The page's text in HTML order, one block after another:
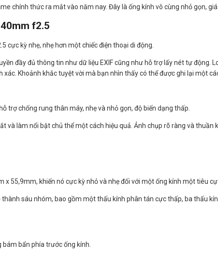
chính thức ra mắt vào năm nay. Đây là ống kính vô cùng nhỏ gọn,
f2.5
cực kỳ nhẹ, nhẹ hơn một chiếc điện thoại di động.
đầy đủ thông tin như dữ liệu EXIF ​​​​cũng như hỗ trợ lấy nét tự động.
Khoảnh khắc tuyệt vời mà bạn nhìn thấy có thể được ghi lại một
trợ chống rung thân máy, nhẹ và nhỏ gọn, độ biến dạng thấp.
và làm nổi bật chủ thể một cách hiệu quả. Ảnh chụp rõ ràng và thuần
55,9mm, khiến nó cực kỳ nhỏ và nhẹ đối với một ống kính một tiêu
sáu nhóm, bao gồm một thấu kính phân tán cực thấp, ba thấu
bẩn phía trước ống kính.